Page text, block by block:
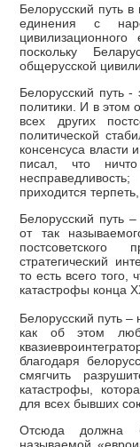
Белорусский путь
единения с
поскольку
общерусской
Белорусский путь -
политики. И в этом
всех других
политической
консенсуса власти
писал, что
приходится
Белорусский путь –
от так
постсоветского
стратегический
то есть всего того,
катастрофы конца
Белорусский путь –
как об этом
благодаря
смягчить
катастрофы,
для всех бывших
Отсюда должна
называемой